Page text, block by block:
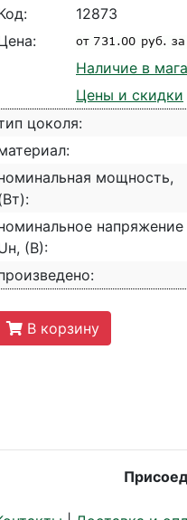
12873
Наличие в
Цены и скидки
цоколя:
мощность,
напряжение
(В):
В корзину